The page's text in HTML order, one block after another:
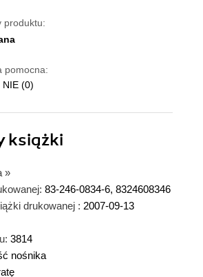
produktu:
pomocna:
NIE (0)
książki
»
83-246-0834-6, 8324608346
drukowanej : 2007-09-13
3814
nośnika